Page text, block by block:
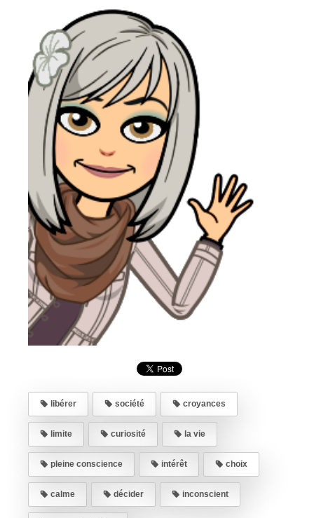
libérer société croyances
limite curiosité la vie
pleine conscience intérêt choix
calme décider inconscient